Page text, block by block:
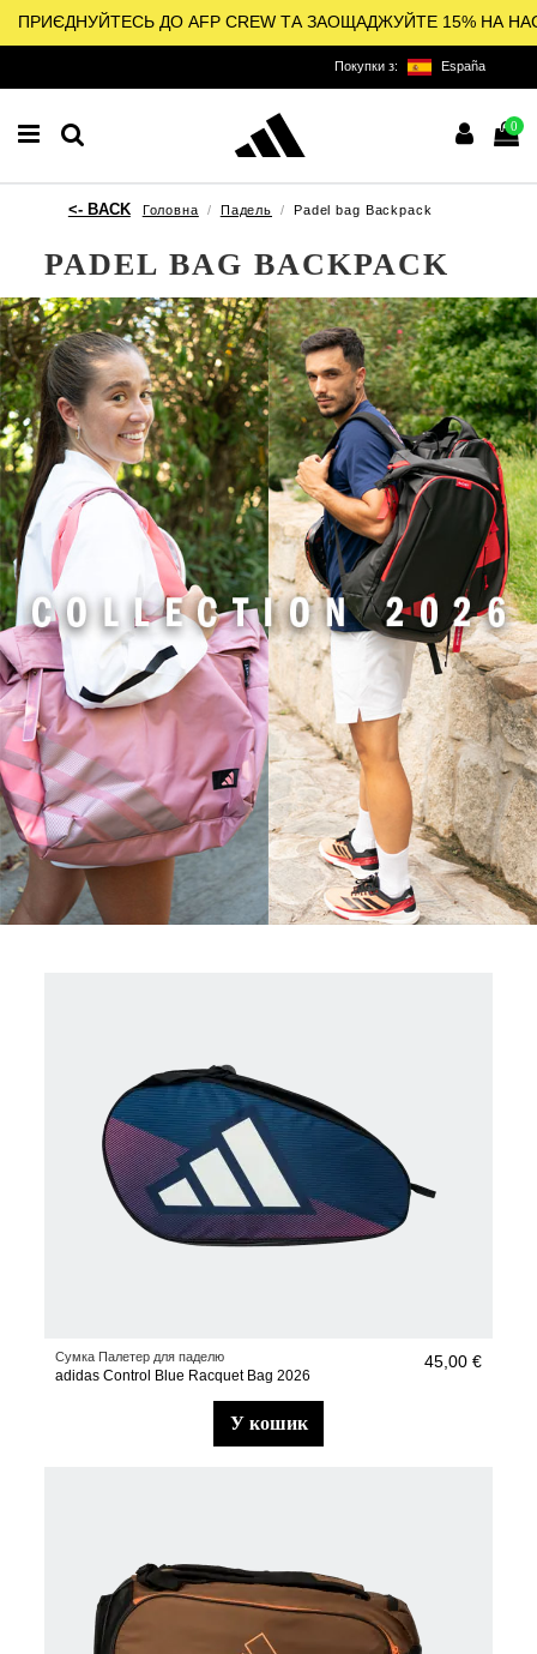
ПРИЄДНУЙТЕСЬ ДО AFP CREW ТА ЗАОЩАДЖУЙТЕ 15% НА
Покупки з: España
0
Головна Падель Padel bag Backpack
PADEL BAG BACKPACK
Сумка Палетер для паделю
adidas Control Blue Racquet Bag 2026
45,00 €
у кошик